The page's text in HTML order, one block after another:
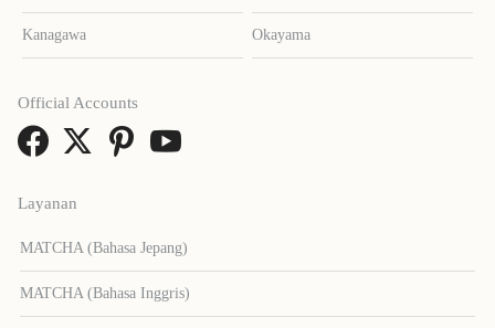
Kanagawa Okayama
Layanan
MATCHA (Bahasa Jepang)
MATCHA (Bahasa Inggris)
Official Accounts